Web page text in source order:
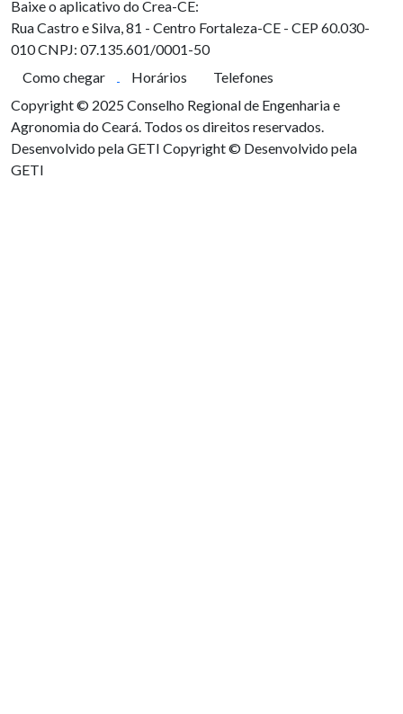
Baixe o aplicativo do Crea-CE:
Rua Castro e Silva, 81 - Centro Fortaleza-CE - CEP 60.030-
010CNPJ: 07.135.601/0001-50
Como chegar
Horários
Telefones
Copyright © 2025 Conselho Regional de Engenharia e
Agronomia do Ceará. Todos os direitos reservados.
Desenvolvido pela GETI Copyright © Desenvolvido pela
GETI